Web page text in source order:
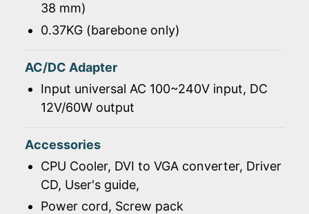
38 mm)
0.37KG (barebone only)
AC/DC Adapter
Input universal AC 100~240V input, DC
12V/60W output
Accessories
CPU Cooler, DVI to VGA converter, Driver
CD, User's guide,
Power cord, Screw pack